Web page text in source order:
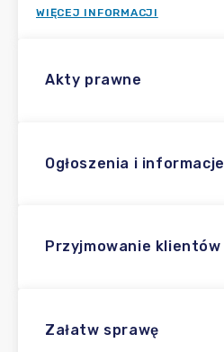
WIĘCEJ INFORMACJI
Akty prawne
Ogłoszenia i informacje
Przyjmowanie klientów
Załatw sprawę